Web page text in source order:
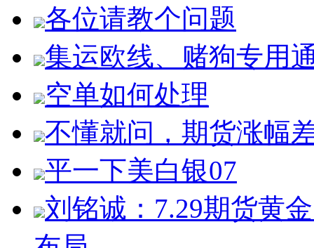
各位请教个问题
集运欧线、赌狗专用
空单如何处理
不懂就问，期货涨幅
平一下美白银07
刘铭诚：7.29期货黄